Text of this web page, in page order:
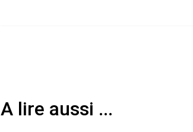
A lire aussi ...